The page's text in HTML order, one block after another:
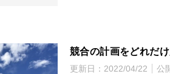
競合の計画をどれだ
更新日： 2022/04/22 公